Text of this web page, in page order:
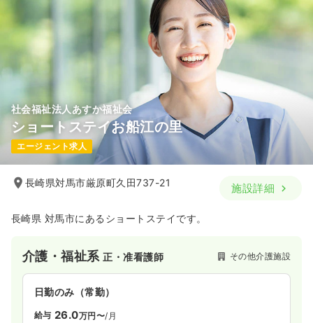
社会福祉法人あすか福祉会
ショートステイお船江の里
エージェント求人
長崎県対馬市厳原町久田737-21 施設詳細
長崎県 対馬市にあるショートステイです。
介護・福祉系正・准看護師 その他介護施設
日勤のみ（常勤）
給与 26.0万円〜/月